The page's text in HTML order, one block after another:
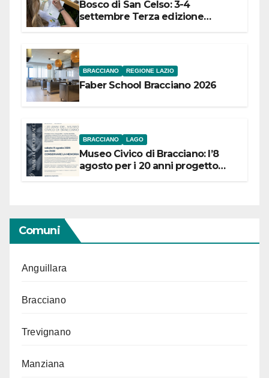
Bosco di San Celso: 3-4
settembre Terza edizione
BRACCIANO REGIONE LAZIO
Faber School Bracciano 2026
BRACCIANO LAGO
Museo Civico di Bracciano: l’8
agosto per i 20 anni progetto
Comuni
Anguillara
Bracciano
Trevignano
Manziana